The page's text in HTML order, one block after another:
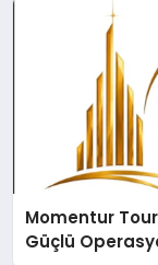
Momentur
Güçlü